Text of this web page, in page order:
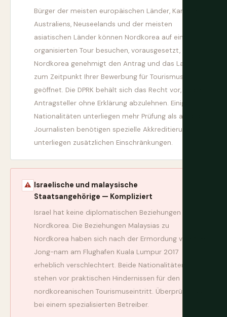
Bürger der meisten europäischen Länder, Kanadas,
Australiens, Neuseelands und der meisten
asiatischen Länder können Nordkorea auf einer
organisierten Tour besuchen, vorausgesetzt,
Nordkorea genehmigt den Antrag und das Land ist
zum Zeitpunkt Ihrer Bewerbung für Tourismus
geöffnet. Die DPRK behält sich das Recht vor, jeden
Antragsteller ohne Erklärung abzulehnen. Einige
Nationalitäten unterliegen mehr Prüfung als andere.
Journalisten benötigen spezielle Akkreditierung und
unterliegen zusätzlichen Einschränkungen.
⚠ Israelische und malaysische
Staatsangehörige — Kompliziert
Israel hat keine diplomatischen Beziehungen zu
Nordkorea. Die Beziehungen Malaysias zu
Nordkorea haben sich nach der Ermordung von Kim
Jong-nam am Flughafen Kuala Lumpur 2017
erheblich verschlechtert. Beide Nationalitäten
stehen vor praktischen Hindernissen für den
nordkoreanischen Tourismuseintritt. Überprüfen Sie
bei einem spezialisierten Betreiber.